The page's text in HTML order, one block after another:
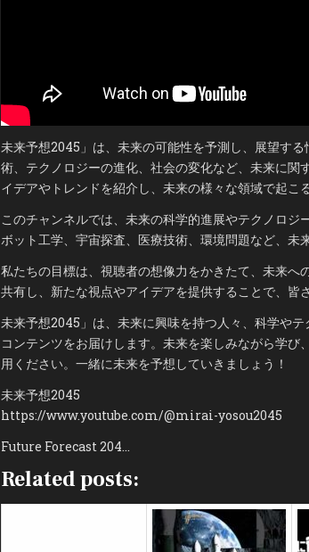
未来予想2045」は、未来の可能性を予測し、展望す
術、テクノロジーの進化、社会の変化など、未来に
イデアやトレンドを紹介し、未来の様々な領域で起こ
このチャンネルでは、未来の科学的進展やテクノロ
ボット工学、宇宙探査、医療技術、環境問題など、未
私たちの目標は、視聴者の想像力をかきたて、未来
共有し、新たな視点やアイデアを提供することで、皆
未来予想2045」は、未来に興味を持つ人々、科学や
コンテンツをお届けします。未来を楽しみながら学
用ください。一緒に未来を予想していきましょう！
未来予想2045
https://www.youtube.com/@mirai-yosou2045
Future Forecast 204…
Related posts: